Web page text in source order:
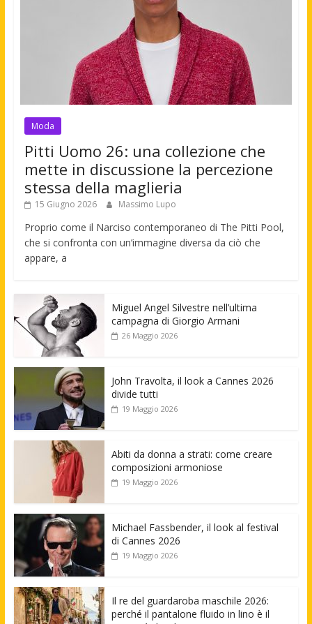
Moda
Pitti Uomo 26: una collezione che
mette in discussione la percezione
stessa della maglieria
15 Giugno 2026 Massimo Lupo
Proprio come il Narciso contemporaneo di The Pitti Pool,
che si confronta con un’immagine diversa da ciò che
appare, a
Miguel Angel Silvestre nell’ultima
campagna di Giorgio Armani
26 Maggio 2026
John Travolta, il look a Cannes 2026
divide tutti
19 Maggio 2026
Abiti da donna a strati: come creare
composizioni armoniose
19 Maggio 2026
Michael Fassbender, il look al festival
di Cannes 2026
19 Maggio 2026
Il re del guardaroba maschile 2026:
perché il pantalone fluido in lino è il